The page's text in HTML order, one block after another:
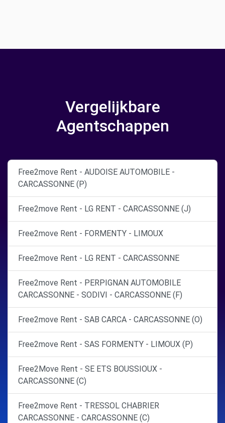
Vergelijkbare
Agentschappen
Free2move Rent - AUDOISE AUTOMOBILE -
CARCASSONNE (P)
Free2move Rent - LG RENT - CARCASSONNE (J)
Free2move Rent - FORMENTY - LIMOUX
Free2move Rent - LG RENT - CARCASSONNE
Free2move Rent - PERPIGNAN AUTOMOBILE
CARCASSONNE - SODIVI - CARCASSONNE (F)
Free2move Rent - SAB CARCA - CARCASSONNE (O)
Free2move Rent - SAS FORMENTY - LIMOUX (P)
Free2Move Rent - SE ETS BOUSSIOUX -
CARCASSONNE (C)
Free2move Rent - TRESSOL CHABRIER
CARCASSONNE - CARCASSONNE (C)